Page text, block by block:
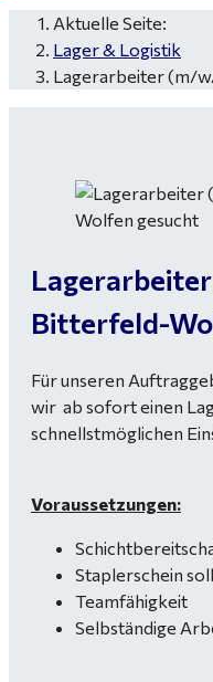
Aktuelle Seite:
Lager & Logistik
Lagerarbeiter (m/
Bitterfeld-
Für unseren
wir ab sofort einen
schnellstmöglichen
Voraussetzungen:
Staplerschein
Teamfähigkeit
Selbständige